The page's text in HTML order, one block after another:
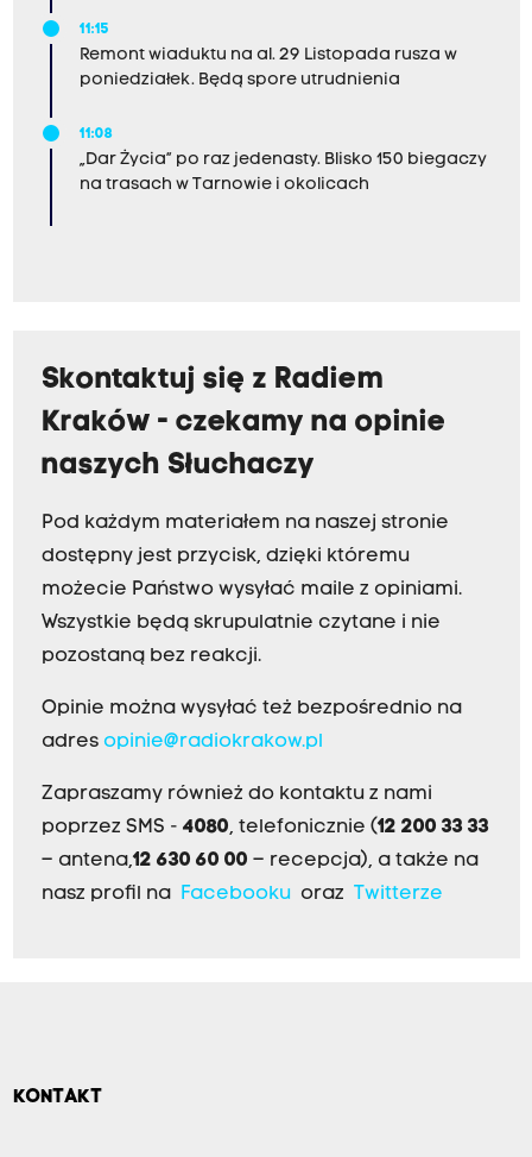
11:15
Remont wiaduktu na al. 29 Listopada rusza w
poniedziałek. Będą spore utrudnienia
11:08
„Dar Życia” po raz jedenasty. Blisko 150 biegaczy
na trasach w Tarnowie i okolicach
Skontaktuj się z Radiem
Kraków - czekamy na opinie
naszych Słuchaczy
Pod każdym materiałem na naszej stronie
dostępny jest przycisk, dzięki któremu
możecie Państwo wysyłać maile z opiniami.
Wszystkie będą skrupulatnie czytane i nie
pozostaną bez reakcji.
Opinie można wysyłać też bezpośrednio na
adres opinie@radiokrakow.pl
Zapraszamy również do kontaktu z nami
poprzez SMS - 4080, telefonicznie (12 200 33 33
– antena,12 630 60 00 – recepcja), a także na
nasz profil na
Facebookuoraz Twitterze
KONTAKT